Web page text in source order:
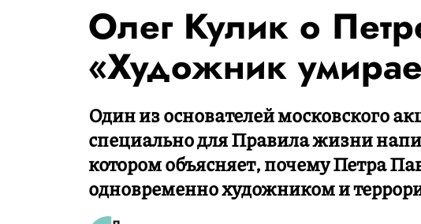
Олег Кулик о
«Художник
Один из основателей московского
специально для Правила жизни
котором объясняет, почему Петра
одновременно художником и